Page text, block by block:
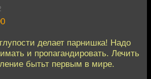
делает парнишка! Надо
и пропагандировать. Лечить
бытьт первым в мире.